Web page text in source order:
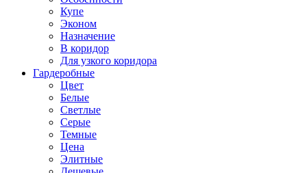
Купе
Эконом
Назначение
В коридор
Для узкого коридора
Гардеробные
Цвет
Белые
Светлые
Серые
Темные
Цена
Элитные